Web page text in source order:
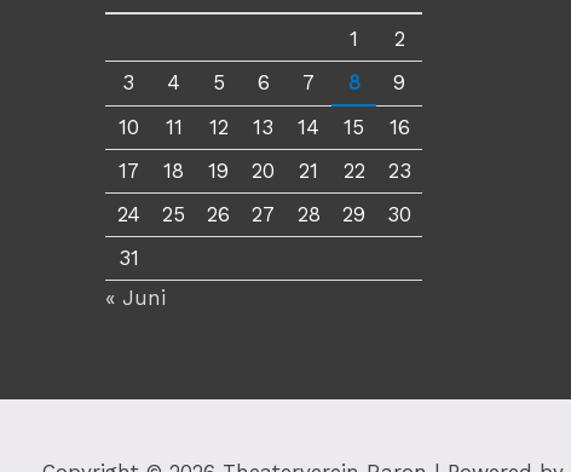
1
2
3
4 5 6 7 8
9
10
11 12 13 14 15
16
17
18 19 20 21 22
23
24
25 26 27 28 29
30
31
« Juni